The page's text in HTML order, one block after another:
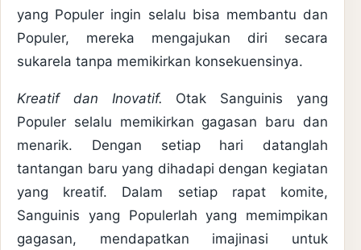
yang Populer ingin selalu bisa membantu dan
Populer, mereka mengajukan diri secara
sukarela tanpa memikirkan konsekuensinya.
Kreatif dan Inovatif. Otak Sanguinis yang
Populer selalu memikirkan gagasan baru dan
menarik. Dengan setiap hari datanglah
tantangan baru yang dihadapi dengan kegiatan
yang kreatif. Dalam setiap rapat komite,
Sanguinis yang Populerlah yang memimpikan
gagasan, mendapatkan imajinasi untuk